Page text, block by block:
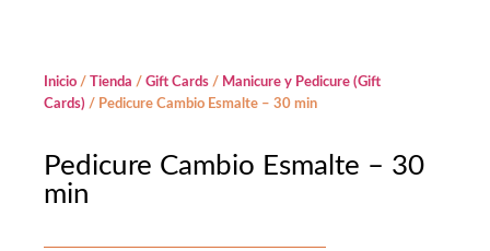
Inicio / Tienda / Gift Cards / Manicure y Pedicure (Gift
Cards) / Pedicure Cambio Esmalte – 30 min
Pedicure Cambio Esmalte – 30
min